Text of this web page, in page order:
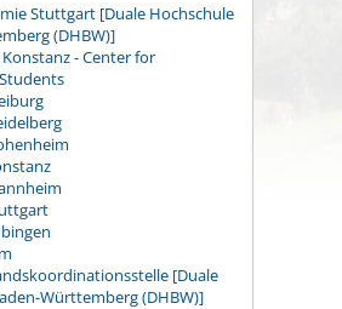
Stuttgart [Duale Hochschule
(DHBW)]
- Center for
[Duale
Württemberg (DHBW)]